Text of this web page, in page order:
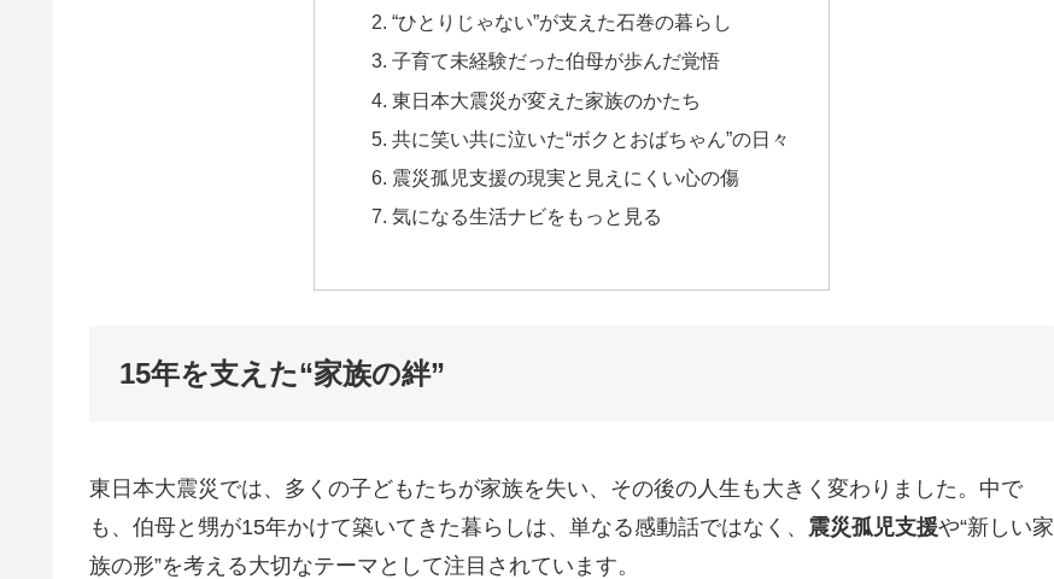
“ひとりじゃない”が支えた石巻の暮らし
子育て未経験だった伯母が歩んだ覚悟
東日本大震災が変えた家族のかたち
共に笑い共に泣いた“ボクとおばちゃん”の日々
震災孤児支援の現実と見えにくい心の傷
気になる生活ナビをもっと見る
15年を支えた“家族の絆”
東日本大震災では、多くの子どもたちが家族を失い、その後の人生も大きく変わりました。中で
も、伯母と甥が15年かけて築いてきた暮らしは、単なる感動話ではなく、 震災孤児支援や“新しい家
族の形”を考える大切なテーマとして注目されています。